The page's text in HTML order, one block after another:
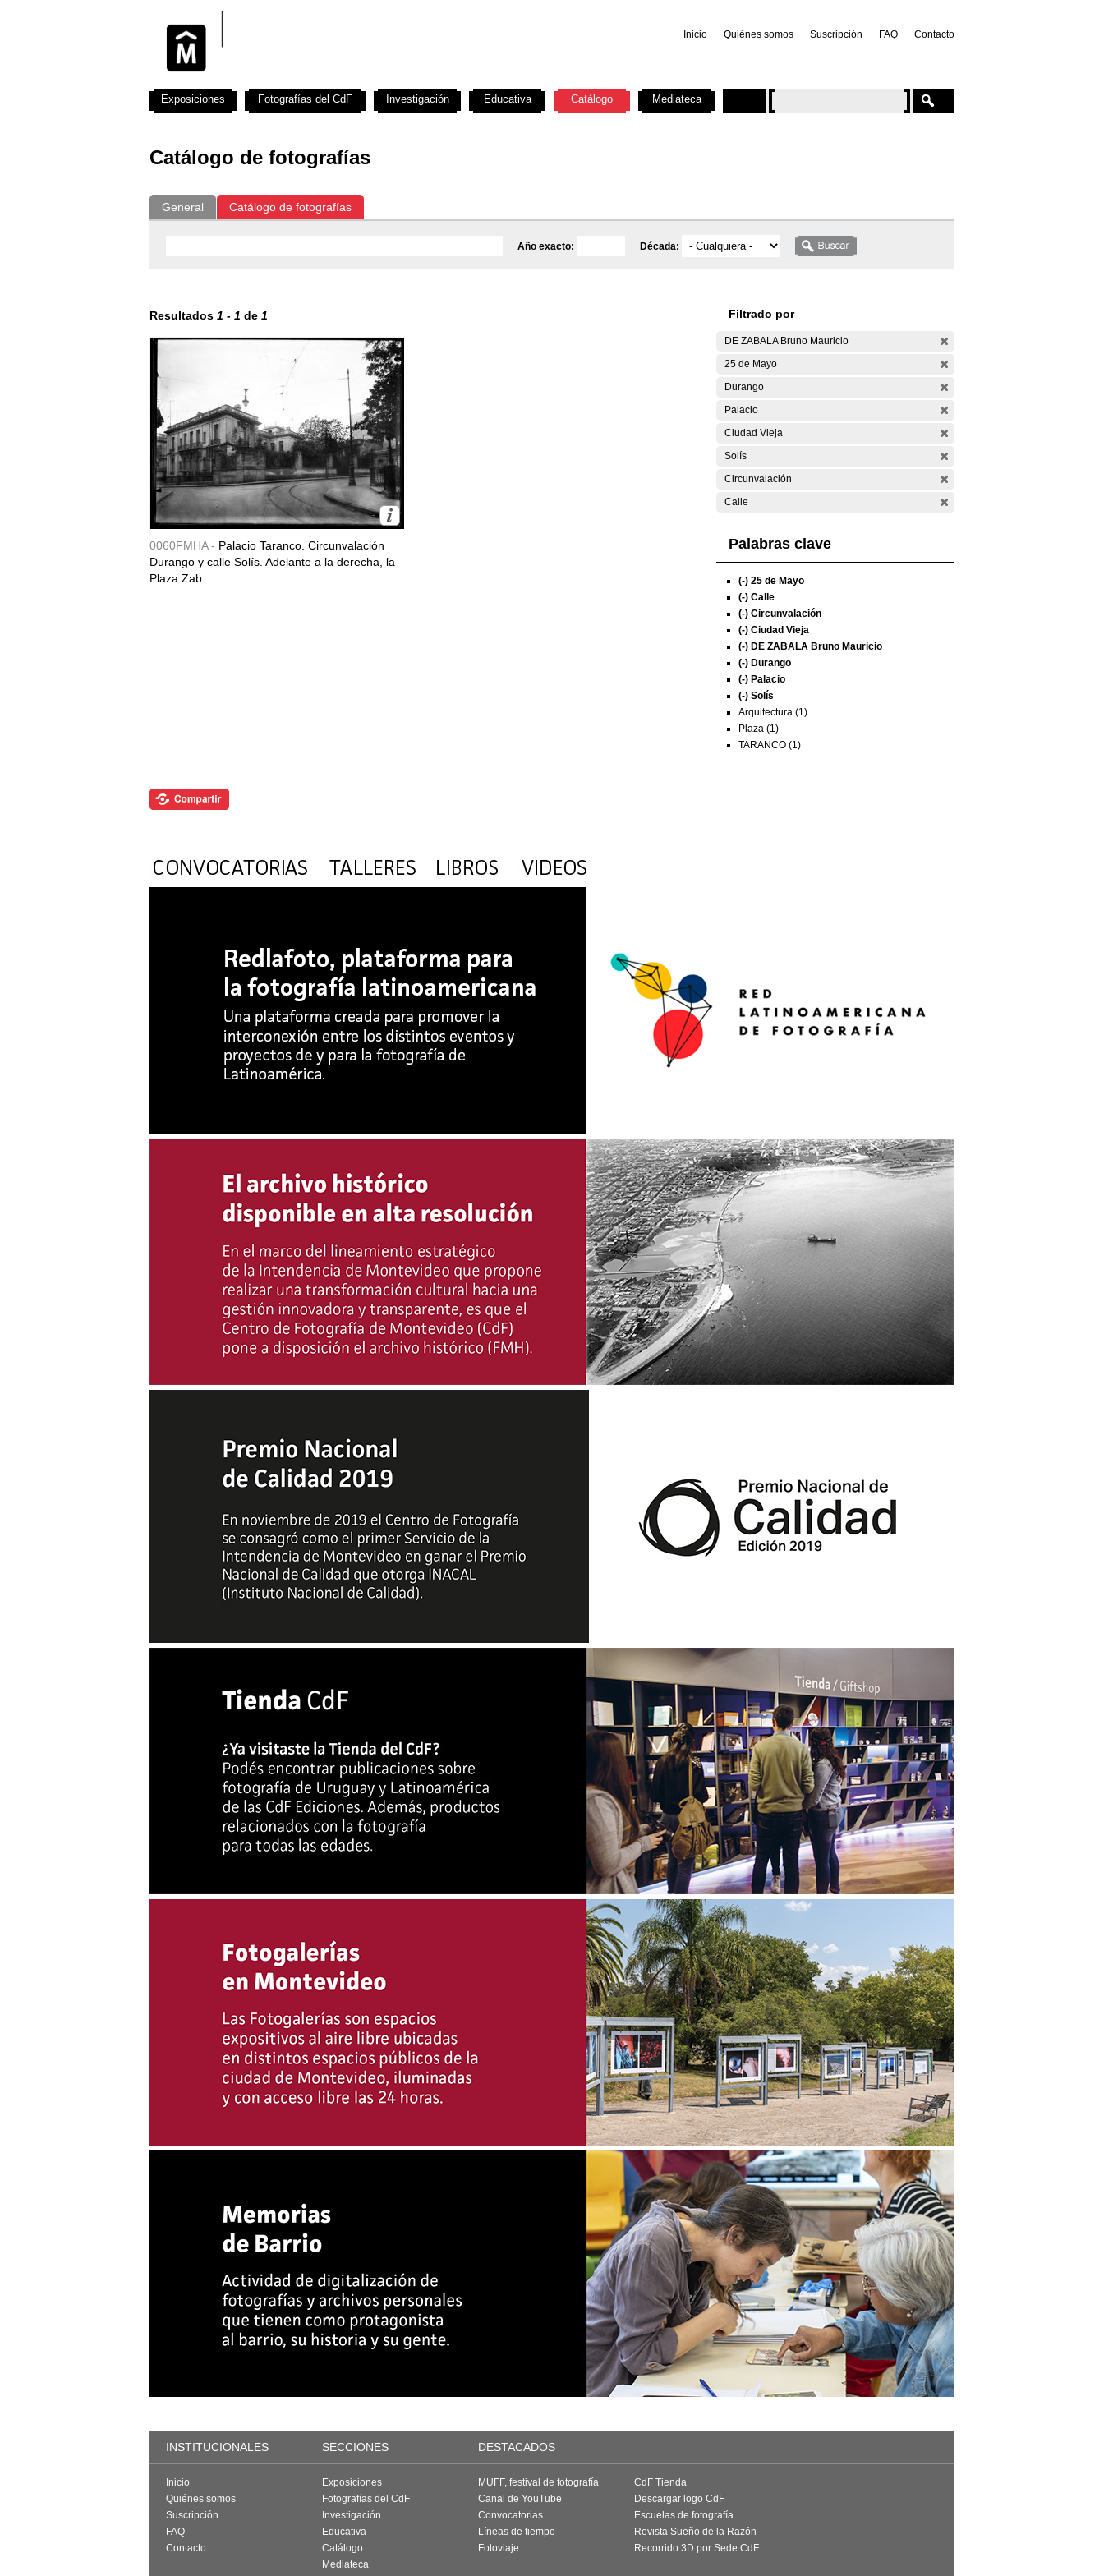
Inicio Quiénes somos Suscripción FAQ Contacto
Catálogo de fotografías
General Catálogo de fotografías
Año exacto: Década:
Resultados 1 - 1 de 1
0060FMHA - Palacio Taranco. Circunvalación
Durango y calle Solís. Adelante a la derecha, la
Plaza Zab...
Filtrado por
DE ZABALA Bruno Mauricio
25 de Mayo
Durango
Palacio
Ciudad Vieja
Solís
Circunvalación
Calle
Palabras clave
(-) 25 de Mayo
(-) Calle
(-) Circunvalación
(-) Ciudad Vieja
(-) DE ZABALA Bruno Mauricio
(-) Durango
(-) Palacio
(-) Solís
Arquitectura (1)
Plaza (1)
TARANCO (1)
Exposiciones Fotografías del CdF Investigación Educativa Catálogo Mediateca
INSTITUCIONALES SECCIONES DESTACADOS
Inicio
Quiénes somos
Suscripción
FAQ
Contacto
Exposiciones
Fotografías del CdF
Investigación
Educativa
Catálogo
Mediateca
MUFF, festival de fotografía
Canal de YouTube
Convocatorias
Líneas de tiempo
Fotoviaje
CdF Tienda
Descargar logo CdF
Escuelas de fotografía
Revista Sueño de la Razón
Recorrido 3D por Sede CdF